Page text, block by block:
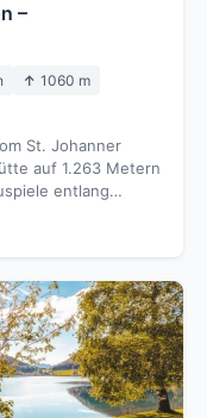
–
↑ 1060 m
St. Johanner
auf 1.263 Metern
entlang…